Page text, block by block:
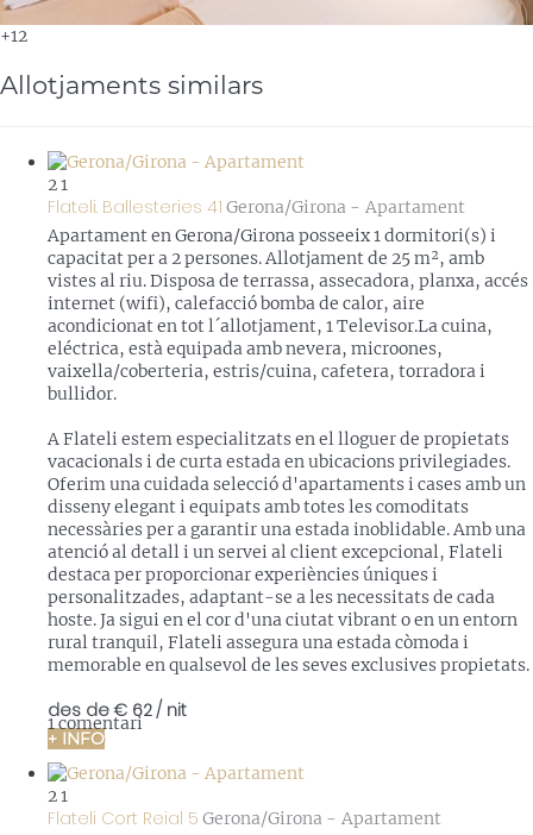
+12
Allotjaments similars
21
Flateli. Ballesteries 41 Gerona/Girona - Apartament
Apartament en Gerona/Girona posseeix 1 dormitori(s) i
capacitat per a 2 persones. Allotjament de 25 m², amb
vistes al riu. Disposa de terrassa, assecadora, planxa, accés
internet (wifi), calefacció bomba de calor, aire
acondicionat en tot l´allotjament, 1 Televisor.La cuina,
eléctrica, està equipada amb nevera, microones,
vaixella/coberteria, estris/cuina, cafetera, torradora i
bullidor.
A Flateli estem especialitzats en el lloguer de propietats
vacacionals i de curta estada en ubicacions privilegiades.
Oferim una cuidada selecció d'apartaments i cases amb un
disseny elegant i equipats amb totes les comoditats
necessàries per a garantir una estada inoblidable. Amb una
atenció al detall i un servei al client excepcional, Flateli
destaca per proporcionar experiències úniques i
personalitzades, adaptant-se a les necessitats de cada
hoste. Ja sigui en el cor d'una ciutat vibrant o en un entorn
rural tranquil, Flateli assegura una estada còmoda i
memorable en qualsevol de les seves exclusives propietats.
1 comentari
des de€ 62/ nit
+ INFO
21
Flateli Cort Reial 5 Gerona/Girona - Apartament